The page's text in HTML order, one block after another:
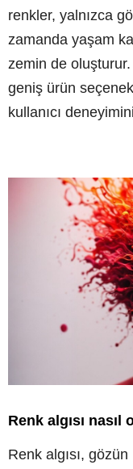
renkler, yalnızca
zamanda yaşam
zemin de
geniş ürün
kullanıcı
Renk algısı nasıl
Renk algısı, gözün